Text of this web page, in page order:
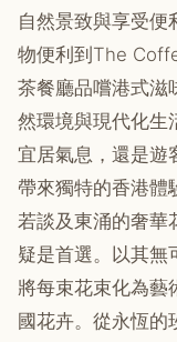
自然景致與享受便
物便利到The
茶餐廳品嚐港式滋
然環境與現代化生
宜居氣息，還是遊
帶來獨特的香港體
若談及東涌的奢華
疑是首選。以其無
將每束花束化為藝
國花卉。從永恆的